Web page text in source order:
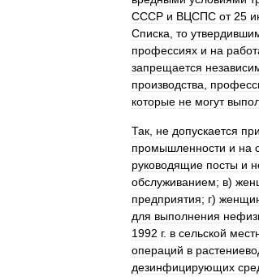
СССР и ВЦСПС от 25
Списка то
профессиях и на
запрещается
производства
которые не могут
Так не допускается
промышленности и на
руководящие посты и
обслуживанием; в)
предприятия; г)
для выполнения
1992 г. в сельской
операций в
дезинфицирующих